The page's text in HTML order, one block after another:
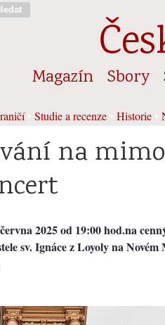
Magazín Sbory
• Studie a recenze Historie
na
2025 od 19:00 hod.na
sv. Ignáce z Loyoly na Novém